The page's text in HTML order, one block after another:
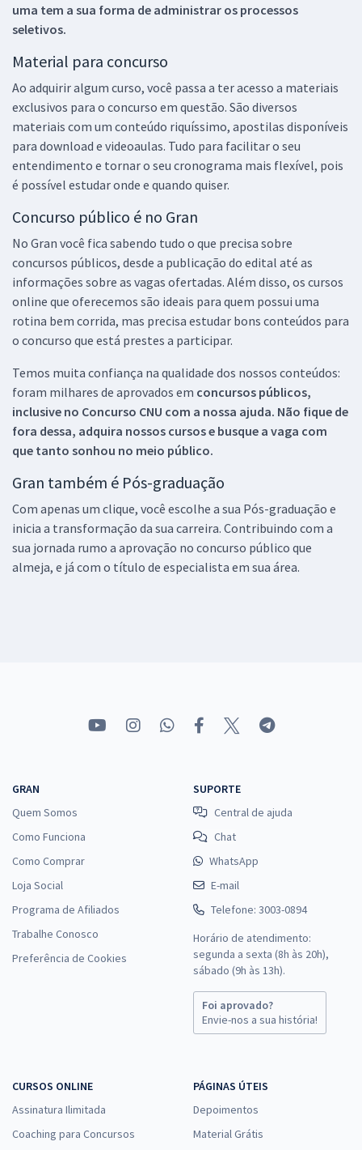
uma tem a sua forma de administrar os processos
seletivos.
Material para concurso
Ao adquirir algum curso, você passa a ter acesso a materiais
exclusivos para o concurso em questão. São diversos
materiais com um conteúdo riquíssimo, apostilas disponíveis
para download e videoaulas. Tudo para facilitar o seu
entendimento e tornar o seu cronograma mais flexível, pois
é possível estudar onde e quando quiser.
Concurso público é no Gran
No Gran você fica sabendo tudo o que precisa sobre
concursos públicos, desde a publicação do edital até as
informações sobre as vagas ofertadas. Além disso, os cursos
online que oferecemos são ideais para quem possui uma
rotina bem corrida, mas precisa estudar bons conteúdos para
o concurso que está prestes a participar.
Temos muita confiança na qualidade dos nossos conteúdos:
foram milhares de aprovados em concursos públicos,
inclusive no Concurso CNU com a nossa ajuda. Não fique de
fora dessa, adquira nossos cursos e busque a vaga com
que tanto sonhou no meio público.
Gran também é Pós-graduação
Com apenas um clique, você escolhe a sua Pós-graduação e
inicia a transformação da sua carreira. Contribuindo com a
sua jornada rumo a aprovação no concurso público que
almeja, e já com o título de especialista em sua área.
GRAN
Quem Somos
Como Funciona
Como Comprar
Loja Social
Programa de Afiliados
Trabalhe Conosco
Preferência de Cookies
SUPORTE
Central de ajuda
Chat
WhatsApp
E-mail
Telefone: 3003-0894
Horário de atendimento:
segunda a sexta (8h às 20h),
sábado (9h às 13h).
Foi aprovado?
Envie-nos a sua história!
CURSOS ONLINE
Assinatura Ilimitada
Coaching para Concursos
PÁGINAS ÚTEIS
Depoimentos
Material Grátis